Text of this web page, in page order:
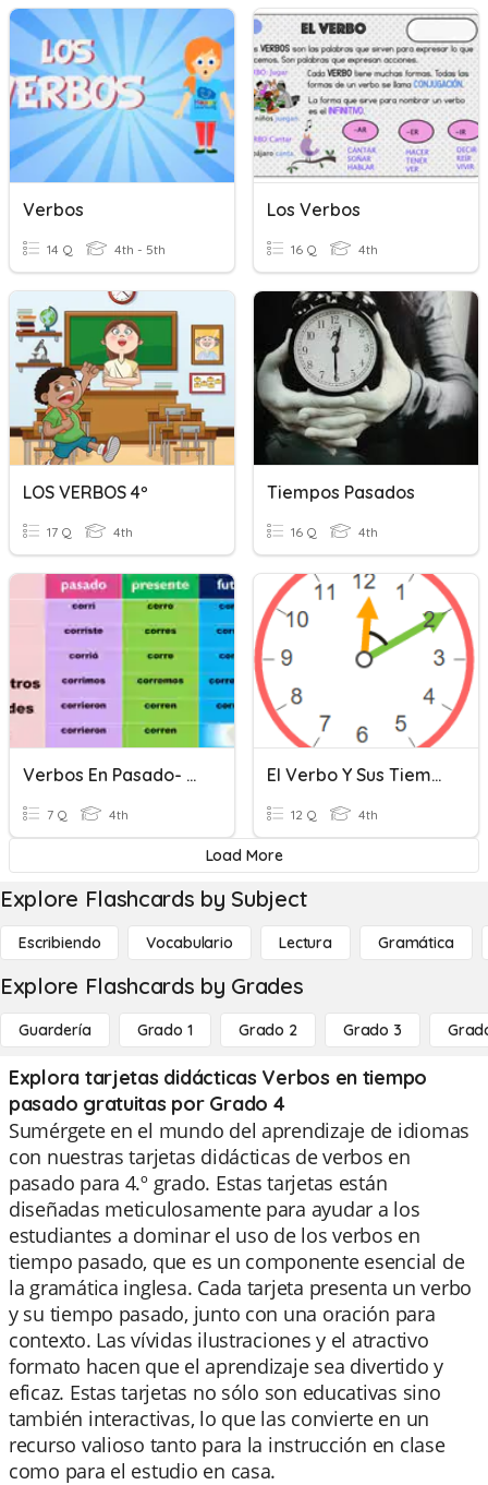
Verbos
14 Q 4th - 5th
Los Verbos
16 Q 4th
LOS VERBOS 4º
17 Q 4th
Tiempos Pasados
16 Q 4th
Verbos En Pasado- Unit 8 Lesson 2
7 Q 4th
El Verbo Y Sus Tiempos
12 Q 4th
Load More
Explore Flashcards by Subject
Escribiendo Vocabulario Lectura Gramática
Explore Flashcards by Grades
Guardería Grado 1 Grado 2 Grado 3
Explora tarjetas didácticas Verbos en tiempo
pasado gratuitas por Grado 4
Sumérgete en el mundo del aprendizaje de idiomas
con nuestras tarjetas didácticas de verbos en
pasado para 4.º grado. Estas tarjetas están
diseñadas meticulosamente para ayudar a los
estudiantes a dominar el uso de los verbos en
tiempo pasado, que es un componente esencial de
la gramática inglesa. Cada tarjeta presenta un verbo
y su tiempo pasado, junto con una oración para
contexto. Las vívidas ilustraciones y el atractivo
formato hacen que el aprendizaje sea divertido y
eficaz. Estas tarjetas no sólo son educativas sino
también interactivas, lo que las convierte en un
recurso valioso tanto para la instrucción en clase
como para el estudio en casa.